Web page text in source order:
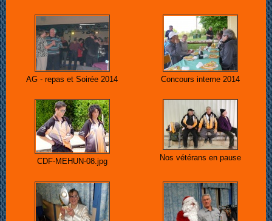
AG - repas et Soirée 2014 Concours interne 2014
CDF-MEHUN-08.jpg Nos vétérans en pause